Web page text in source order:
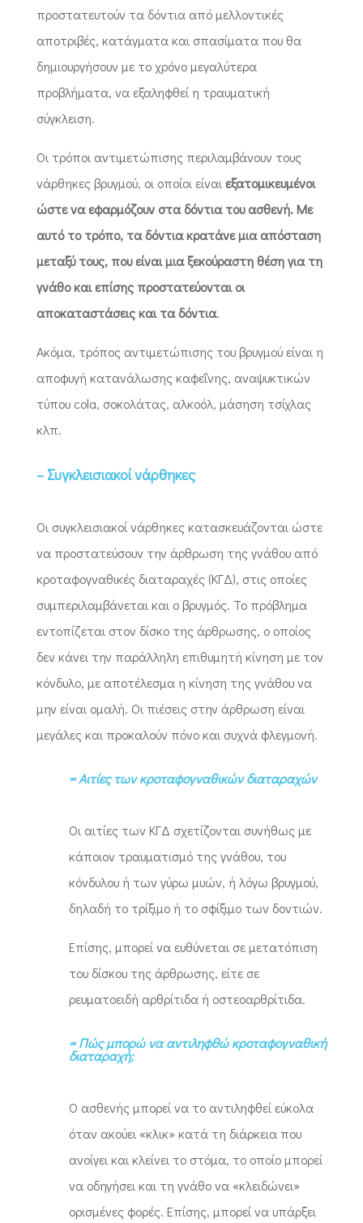
προστατευτούν τα δόντια από μελλοντικές
αποτριβές, κατάγματα και σπασίματα που θα
δημιουργήσουν με το χρόνο μεγαλύτερα
προβλήματα, να εξαληφθεί η τραυματική
σύγκλειση.
Οι τρόποι αντιμετώπισης περιλαμβάνουν τους
νάρθηκες βρυγμού, οι οποίοι είναι εξατομικευμένοι
ώστε να εφαρμόζουν στα δόντια του ασθενή. Με
αυτό το τρόπο, τα δόντια κρατάνε μια απόσταση
μεταξύ τους, που είναι μια ξεκούραστη θέση για τη
γνάθο και επίσης προστατεύονται οι
αποκαταστάσεις και τα δόντια.
Ακόμα, τρόπος αντιμετώπισης του βρυγμού είναι η
αποφυγή κατανάλωσης καφεΐνης, αναψυκτικών
τύπου cola, σοκολάτας, αλκοόλ, μάσηση τσίχλας
κλπ.
– Συγκλεισιακοί νάρθηκες
Οι συγκλεισιακοί νάρθηκες κατασκευάζονται ώστε
να προστατεύσουν την άρθρωση της γνάθου από
κροταφογναθικές διαταραχές (ΚΓΔ), στις οποίες
συμπεριλαμβάνεται και ο βρυγμός. Το πρόβλημα
εντοπίζεται στον δίσκο της άρθρωσης, ο οποίος
δεν κάνει την παράλληλη επιθυμητή κίνηση με τον
κόνδυλο, με αποτέλεσμα η κίνηση της γνάθου να
μην είναι ομαλή. Οι πιέσεις στην άρθρωση είναι
μεγάλες και προκαλούν πόνο και συχνά φλεγμονή.
= Αιτίες των κροταφογναθικών διαταραχών
Οι αιτίες των ΚΓΔ σχετίζονται συνήθως με
κάποιον τραυματισμό της γνάθου, του
κόνδυλου ή των γύρω μυών, ή λόγω βρυγμού,
δηλαδή το τρίξιμο ή το σφίξιμο των δοντιών.
Επίσης, μπορεί να ευθύνεται σε μετατόπιση
του δίσκου της άρθρωσης, είτε σε
ρευματοειδή αρθρίτιδα ή οστεοαρθρίτιδα.
= Πώς μπορώ να αντιληφθώ κροταφογναθική
διαταραχή;
Ο ασθενής μπορεί να το αντιληφθεί εύκολα
όταν ακούει «κλικ» κατά τη διάρκεια που
ανοίγει και κλείνει το στόμα, το οποίο μπορεί
να οδηγήσει και τη γνάθο να «κλειδώνει»
ορισμένες φορές. Επίσης, μπορεί να υπάρξει